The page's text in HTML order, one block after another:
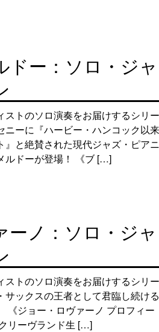
ドー：ソロ・ジャ
ストのソロ演奏をお届けするシリー
ニーに『ハービー・ハンコック以来
』と絶賛された現代ジャズ・ピアニ
ルドーが登場！ 《ブ […]
ーノ：ソロ・ジャ
ストのソロ演奏をお届けするシリー
サックスの王者として君臨し続ける
《ジョー・ロヴァーノ プロフィー
リーヴランド生 […]